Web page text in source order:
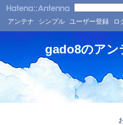
アンテナ シンプル ユーザー登録 ロ
gado8のアン